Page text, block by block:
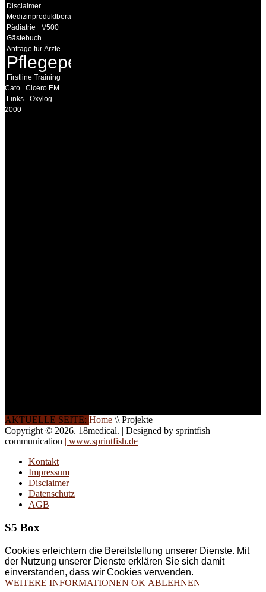
Disclaimer
Medizinproduktberater
Pädiatrie
V500
Gästebuch
Anfrage für Ärzte
Pflegepersonal
Firstline Training
Cato
Cicero EM
Links
Oxylog
2000
AKTUELLE SEITE: Home \\ Projekte
Copyright © 2026. 18medical. | Designed by sprintfish
communication | www.sprintfish.de
Kontakt
Impressum
Disclaimer
Datenschutz
AGB
S5 Box
Cookies erleichtern die Bereitstellung unserer Dienste. Mit
der Nutzung unserer Dienste erklären Sie sich damit
einverstanden, dass wir Cookies verwenden.
WEITERE INFORMATIONEN OK ABLEHNEN